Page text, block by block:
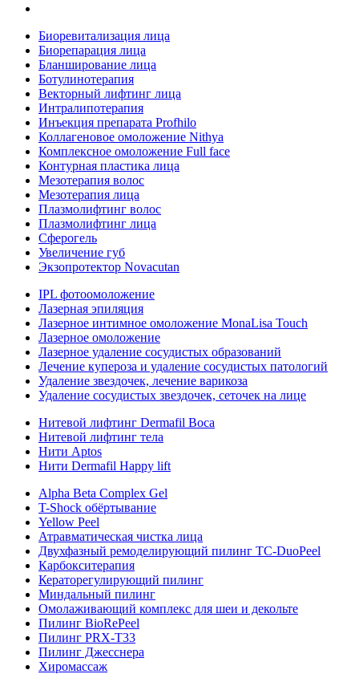
Биоревитализация лица
Биорепарация лица
Бланширование лица
Ботулинотерапия
Векторный лифтинг лица
Интралипотерапия
Инъекция препарата Profhilo
Коллагеновое омоложение Nithya
Комплексное омоложение Full face
Контурная пластика лица
Мезотерапия волос
Мезотерапия лица
Плазмолифтинг волос
Плазмолифтинг лица
Сферогель
Увеличение губ
Экзопротектор Novacutan
IPL фотоомоложение
Лазерная эпиляция
Лазерное интимное омоложение MonaLisa Touch
Лазерное омоложение
Лазерное удаление сосудистых образований
Лечение купероза и удаление сосудистых патологий
Удаление звездочек, лечение варикоза
Удаление сосудистых звездочек, сеточек на лице
Нитевой лифтинг Dermafil Boca
Нитевой лифтинг тела
Нити Aptos
Нити Dermafil Happy lift
Alpha Beta Complex Gel
T-Shock обёртывание
Yellow Peel
Атравматическая чистка лица
Двухфазный ремоделирующий пилинг TC-DuoPeel
Карбокситерапия
Кераторегулирующий пилинг
Миндальный пилинг
Омолаживающий комплекс для шеи и декольте
Пилинг BioRePeel
Пилинг PRX-T33
Пилинг Джесснера
Хиромассаж